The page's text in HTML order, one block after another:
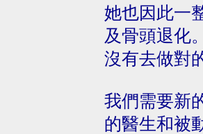
她也因此一
及骨頭退化
沒有去做對
我們需要新
的醫生和被